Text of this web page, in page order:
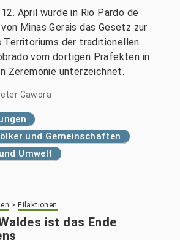
April wurde in Rio Pardo de
Minas Gerais das Gesetz zur
Territoriums der traditionellen
vom dortigen Präfekten in
Zeremonie unterzeichnet.
Gawora
und Gemeinschaften
Umwelt
> Eilaktionen
ist das Ende